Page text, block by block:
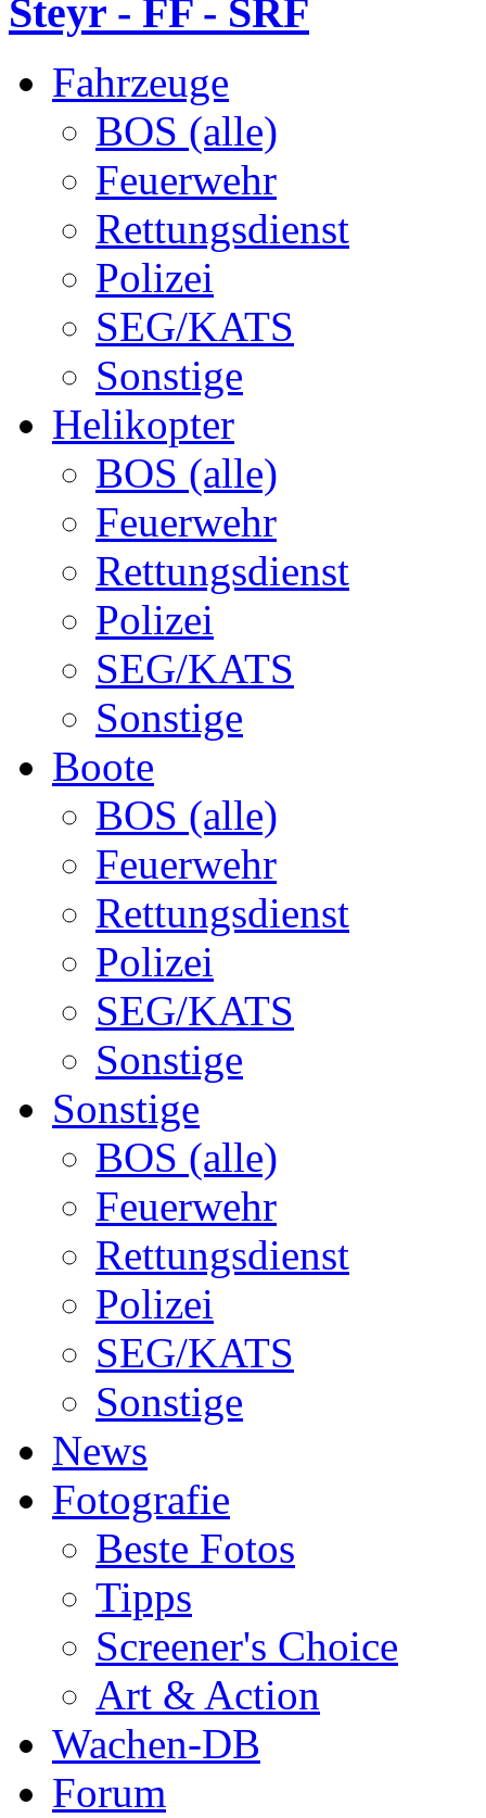
Steyr - FF - SRF
Fahrzeuge
BOS (alle)
Feuerwehr
Rettungsdienst
Polizei
SEG/KATS
Sonstige
Helikopter
BOS (alle)
Feuerwehr
Rettungsdienst
Polizei
SEG/KATS
Sonstige
Boote
BOS (alle)
Feuerwehr
Rettungsdienst
Polizei
SEG/KATS
Sonstige
Sonstige
BOS (alle)
Feuerwehr
Rettungsdienst
Polizei
SEG/KATS
Sonstige
News
Fotografie
Beste Fotos
Tipps
Screener's Choice
Art & Action
Wachen-DB
Forum